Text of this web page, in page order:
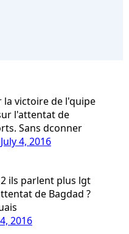
la victoire de l'quipe
l'attentat de
Sans dconner
July 4, 2016
2 ils parlent plus lgt
de Bagdad ?
2016